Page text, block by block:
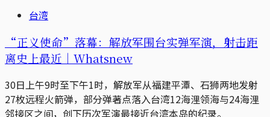
台湾
“正义使命”落幕：解放军围台实弹军演，射击距
离史上最近｜Whatsnew
30日上午9时至下午1时，解放军从福建平潭、石狮两地发射
27枚远程火箭弹，部分弹著点落入台湾12海浬领海与24海浬
邻接区之间，创下历次军演最接近台湾本岛的纪录。